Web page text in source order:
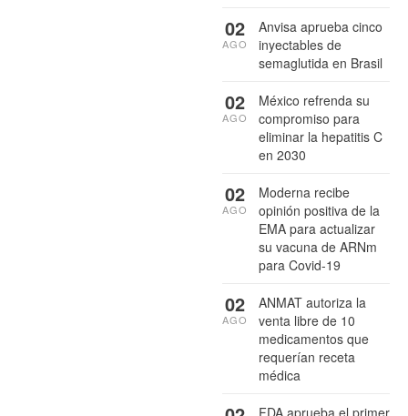
Anvisa aprueba cinco
inyectables de
semaglutida en Brasil
02
AGO
México refrenda su
compromiso para
eliminar la hepatitis C
en 2030
02
AGO
Moderna recibe
opinión positiva de la
EMA para actualizar
su vacuna de ARNm
para Covid-19
02
AGO
ANMAT autoriza la
venta libre de 10
medicamentos que
requerían receta
médica
02
AGO